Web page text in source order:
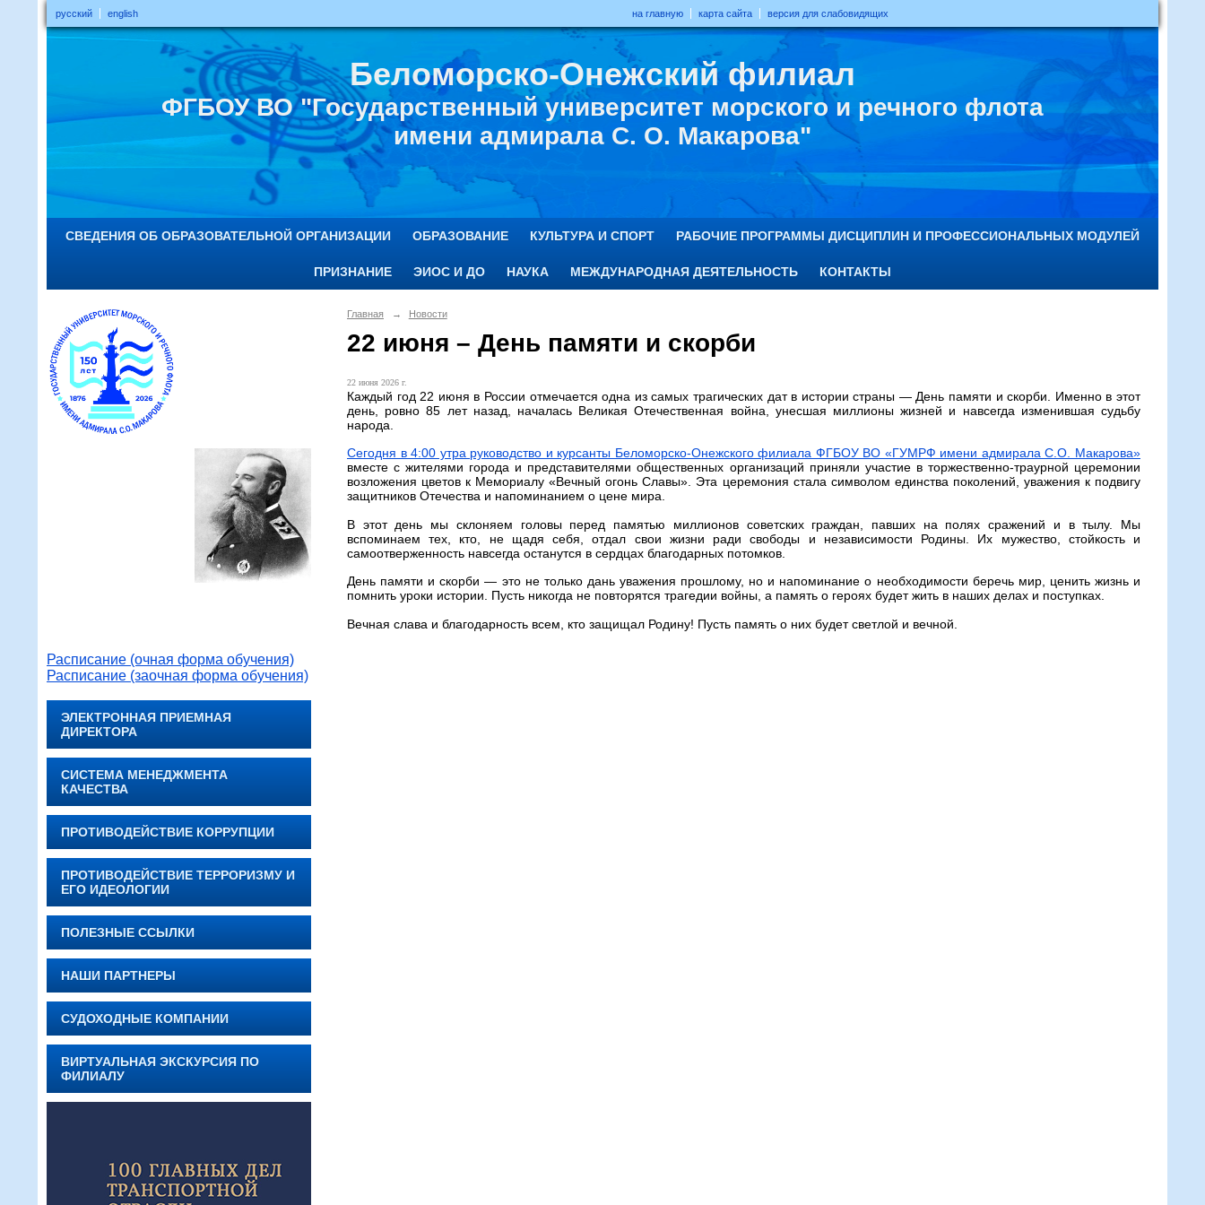
русский english на главную карта сайта версия для слабовидящих
Беломорско-Онежский филиал
ФГБОУ ВО "Государственный университет морского и речного флота
имени адмирала С. О. Макарова"
СВЕДЕНИЯ ОБ ОБРАЗОВАТЕЛЬНОЙ ОРГАНИЗАЦИИ ОБРАЗОВАНИЕ КУЛЬТУРА И СПОРТ РАБОЧИЕ ПРОГРАММЫ ДИСЦИПЛИН И ПРОФЕССИОНАЛЬНЫХ МОДУЛЕЙ
ПРИЗНАНИЕ ЭИОС И ДО НАУКА МЕЖДУНАРОДНАЯ ДЕЯТЕЛЬНОСТЬ КОНТАКТЫ
Расписание (очная форма обучения)
Расписание (заочная форма обучения)
ЭЛЕКТРОННАЯ ПРИЕМНАЯ
ДИРЕКТОРА
СИСТЕМА МЕНЕДЖМЕНТА
КАЧЕСТВА
ПРОТИВОДЕЙСТВИЕ КОРРУПЦИИ
ПРОТИВОДЕЙСТВИЕ ТЕРРОРИЗМУ И
ЕГО ИДЕОЛОГИИ
ПОЛЕЗНЫЕ ССЫЛКИ
НАШИ ПАРТНЕРЫ
СУДОХОДНЫЕ КОМПАНИИ
ВИРТУАЛЬНАЯ ЭКСКУРСИЯ ПО
ФИЛИАЛУ
Главная → Новости
22 июня – День памяти и скорби
22 июня 2026 г.
Каждый год 22 июня в России отмечается одна из самых трагических дат в истории страны — День памяти и скорби. Именно в этот
день, ровно 85 лет назад, началась Великая Отечественная война, унесшая миллионы жизней и навсегда изменившая судьбу
народа.
Сегодня в 4:00 утра руководство и курсанты Беломорско-Онежского филиала ФГБОУ ВО «ГУМРФ имени адмирала С.О. Макарова»
вместе с жителями города и представителями общественных организаций приняли участие в торжественно-траурной церемонии
возложения цветов к Мемориалу «Вечный огонь Славы». Эта церемония стала символом единства поколений, уважения к подвигу
защитников Отечества и напоминанием о цене мира.
В этот день мы склоняем головы перед памятью миллионов советских граждан, павших на полях сражений и в тылу. Мы
вспоминаем тех, кто, не щадя себя, отдал свои жизни ради свободы и независимости Родины. Их мужество, стойкость и
самоотверженность навсегда останутся в сердцах благодарных потомков.
День памяти и скорби — это не только дань уважения прошлому, но и напоминание о необходимости беречь мир, ценить жизнь и
помнить уроки истории. Пусть никогда не повторятся трагедии войны, а память о героях будет жить в наших делах и поступках.
Вечная слава и благодарность всем, кто защищал Родину! Пусть память о них будет светлой и вечной.